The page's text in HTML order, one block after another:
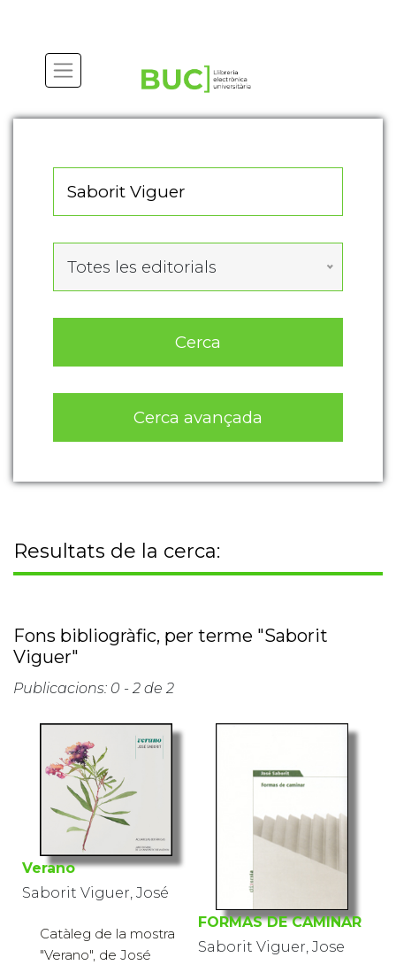
Totes les editorials
Cerca
Cerca avançada
Resultats de la cerca:
Fons bibliogràfic, per terme "Saborit
Viguer"
Publicacions: 0 - 2 de 2
Verano
Saborit Viguer, José
Catàleg de la mostra
"Verano", de José
FORMAS DE CAMINAR
Saborit Viguer, Jose